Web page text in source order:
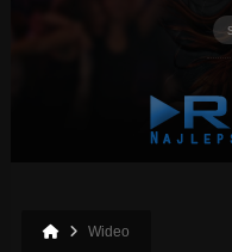
Wideo